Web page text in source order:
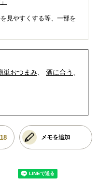
見やすくする等、一部を
単おつまみ 酒に合う
メモを追加